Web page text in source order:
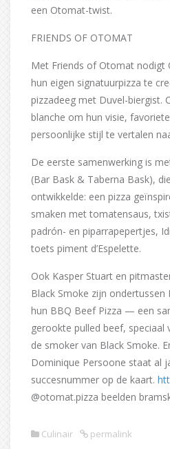
een Otomat-twist.
FRIENDS OF OTOMAT
Met Friends of Otomat nodigt
hun eigen signatuurpizza te
pizzadeeg met Duvel-biergist.
blanche om hun visie,
persoonlijke stijl te vertalen
De eerste samenwerking is
(Bar Bask & Taberna Bask),
ontwikkelde: een pizza
smaken met tomatensaus,
padrón- en piparrapepertjes,
toets piment d’Espelette.
Ook Kasper Stuart en
Black Smoke zijn
hun BBQ Beef Pizza — een
gerookte pulled beef,
de smoker van Black Smoke.
Dominique Persoone staat al
succesnummer op de kaart.
@otomat.pizza beelden
Culinair permalink